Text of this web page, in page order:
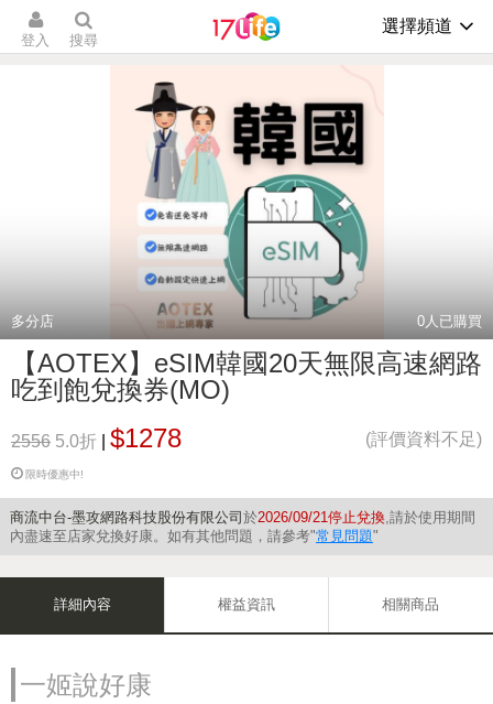
登入 搜尋
選擇頻道
多分店 0人已購買
【AOTEX】eSIM韓國20天無限高速網路
吃到飽兌換券(MO)
2556 5.0折 $1278 (評價資料不足)
限時優惠中!
商流中台-墨攻網路科技股份有限公司 於2026/09/21停止兌換,請於使用期間
內盡速至店家兌換好康。如有其他問題，請參考"常見問題"
詳細內容 權益資訊 相關商品
一姬說好康